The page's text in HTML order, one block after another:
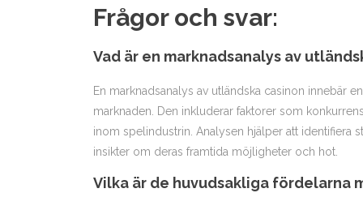
Frågor och svar:
Vad är en marknadsanalys av
En marknadsanalys av utländska casinon innebär
marknaden. Den inkluderar faktorer som
inom spelindustrin. Analysen hjälper att identifiera
insikter om deras framtida möjligheter och hot.
Vilka är de huvudsakliga fördelarna